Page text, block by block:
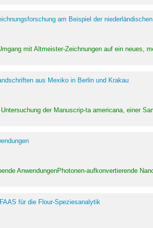
am Beispiel der
mit Altmeister-Zeichnungen auf ein neues,
aus Mexiko in Berlin und Krakau
der Manuscrip-ta americana, einer
AnwendungenPhotonen-aufkonvertierende
für die Flour-Speziesanalytik